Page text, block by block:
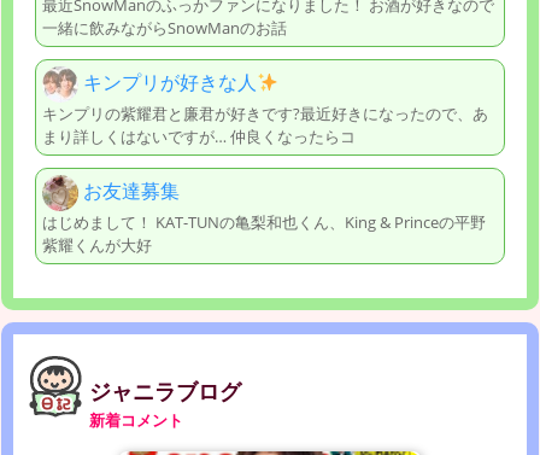
最近SnowManのふっかファンになりました！ お酒が好きなので
一緒に飲みながらSnowManのお話
キンプリが好きな人
キンプリの紫耀君と廉君が好きです?最近好きになったので、あ
まり詳しくはないですが… 仲良くなったらコ
お友達募集
はじめまして！ KAT-TUNの亀梨和也くん、King & Princeの平野
紫耀くんが大好
ジャニラブログ
新着コメント